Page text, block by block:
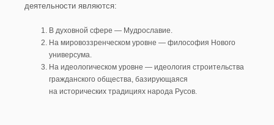
деятельности являются:
В духовной сфере — Мудрославие.
На мировоззренческом уровне — философия Нового
универсума.
На идеологическом уровне — идеология строительства
гражданского общества, базирующаяся
на исторических традициях народа Русов.